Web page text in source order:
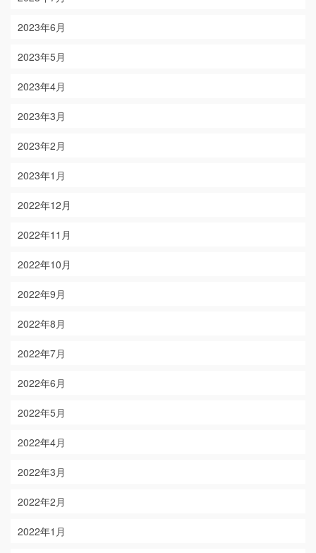
2023年6月
2023年5月
2023年4月
2023年3月
2023年2月
2023年1月
2022年12月
2022年11月
2022年10月
2022年9月
2022年8月
2022年7月
2022年6月
2022年5月
2022年4月
2022年3月
2022年2月
2022年1月